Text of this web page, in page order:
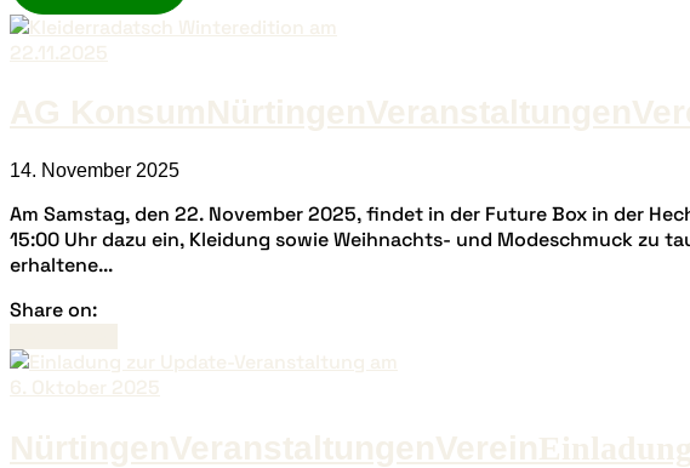
AG KonsumNürtingenVeranstaltungen
14. November 2025
Am Samstag, den 22. November 2025, findet in der Future Box in der
15:00 Uhr dazu ein, Kleidung sowie Weihnachts- und Modeschmuck zu
erhaltene...
Share on:
NürtingenVeranstaltungenVerein